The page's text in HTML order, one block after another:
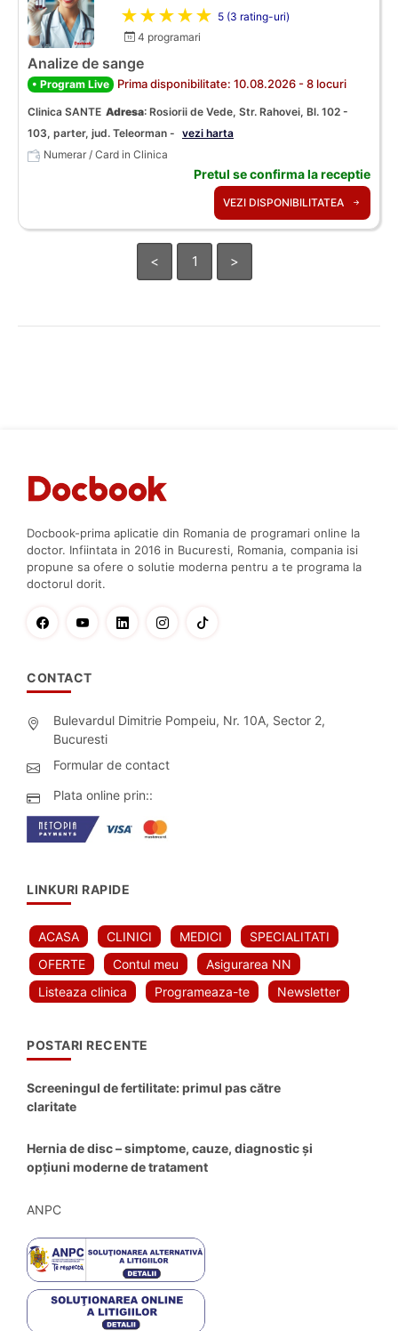
★★★★★ 5 (3 rating-uri)
4 programari
Analize de sange
• Program Live Prima disponibilitate: 10.08.2026 - 8 locuri
Clinica SANTE Adresa: Rosiorii de Vede, Str. Rahovei, Bl. 102 -
103, parter, jud. Teleorman - vezi harta
Numerar / Card in Clinica
Pretul se confirma la receptie
VEZI DISPONIBILITATEA
< 1 >
Docbook-prima aplicatie din Romania de programari online la
doctor. Infiintata in 2016 in Bucuresti, Romania, compania isi
propune sa ofere o solutie moderna pentru a te programa la
doctorul dorit.
CONTACT
Bulevardul Dimitrie Pompeiu, Nr. 10A, Sector 2,
Bucuresti
Formular de contact
Plata online prin::
LINKURI RAPIDE
ACASA CLINICI MEDICI
SPECIALITATI
OFERTE
Contul meu
Asigurarea NN
Listeaza clinica
Programeaza-te Newsletter
POSTARI RECENTE
Screeningul de fertilitate: primul pas către
claritate
Hernia de disc – simptome, cauze, diagnostic și
opțiuni moderne de tratament
ANPC